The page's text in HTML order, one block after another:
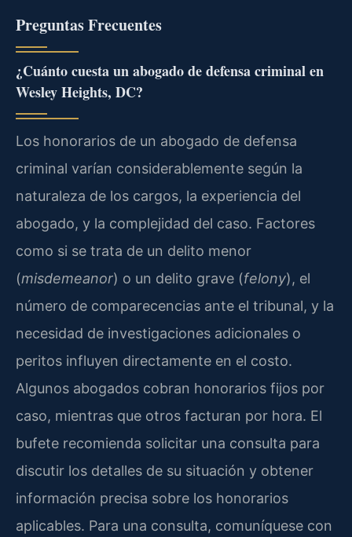
Preguntas Frecuentes
¿Cuánto cuesta un abogado de defensa criminal en
Wesley Heights, DC?
Los honorarios de un abogado de defensa
criminal varían considerablemente según la
naturaleza de los cargos, la experiencia del
abogado, y la complejidad del caso. Factores
como si se trata de un delito menor
(misdemeanor) o un delito grave (felony), el
número de comparecencias ante el tribunal, y la
necesidad de investigaciones adicionales o
peritos influyen directamente en el costo.
Algunos abogados cobran honorarios fijos por
caso, mientras que otros facturan por hora. El
bufete recomienda solicitar una consulta para
discutir los detalles de su situación y obtener
información precisa sobre los honorarios
aplicables. Para una consulta, comuníquese con